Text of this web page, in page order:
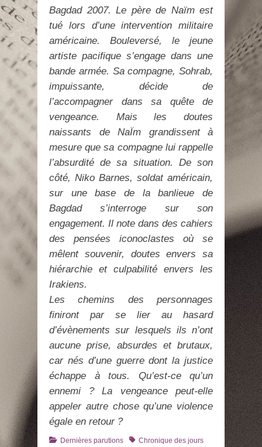
Bagdad 2007. Le père de Naïm est
tué lors d’une intervention militaire
américaine. Bouleversé, le jeune
artiste pacifique s’engage dans une
bande armée. Sa compagne, Sohrab,
impuissante, décide de
l’accompagner dans sa quête de
vengeance. Mais les doutes
naissants de NaÏm grandissent à
mesure que sa compagne lui rappelle
l’absurdité de sa situation. De son
côté, Niko Barnes, soldat américain,
sur une base de la banlieue de
Bagdad s’interroge sur son
engagement. Il note dans des cahiers
des pensées iconoclastes où se
mêlent souvenir, doutes envers sa
hiérarchie et culpabilité envers les
Irakiens.
Les chemins des personnages
finiront par se lier au hasard
d’évènements sur lesquels ils n’ont
aucune prise, absurdes et brutaux,
car nés d’une guerre dont la justice
échappe à tous. Qu’est-ce qu’un
ennemi ? La vengeance peut-elle
appeler autre chose qu’une violence
égale en retour ?
Catégories
Dernières parutions TagsChronique des jours